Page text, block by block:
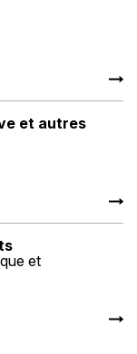
et autres
et